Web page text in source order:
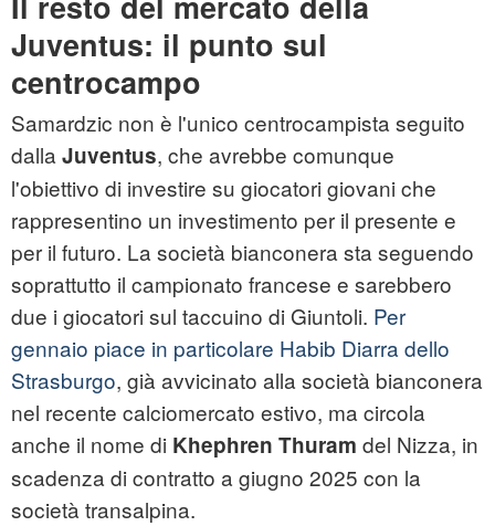
Juventus: il punto sul
centrocampo
Samardzic non è l'unico centrocampista seguito
dalla Juventus, che avrebbe comunque
l'obiettivo di investire su giocatori giovani che
rappresentino un investimento per il presente e
per il futuro. La società bianconera sta seguendo
soprattutto il campionato francese e sarebbero
due i giocatori sul taccuino di Giuntoli. Per
gennaio piace in particolare Habib Diarra dello
Strasburgo, già avvicinato alla società bianconera
nel recente calciomercato estivo, ma circola
anche il nome di Khephren Thuram del Nizza, in
scadenza di contratto a giugno 2025 con la
società transalpina.